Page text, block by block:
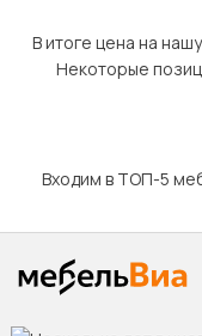
В итоге цена на
Некоторые
Входим в ТОП-5